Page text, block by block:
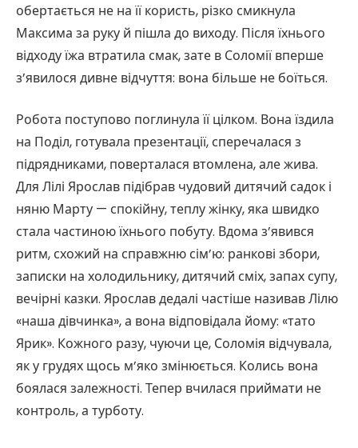
обертається не на її користь, різко смикнула
Максима за руку й пішла до виходу. Після їхнього
відходу їжа втратила смак, зате в Соломії вперше
з’явилося дивне відчуття: вона більше не боїться.
Робота поступово поглинула її цілком. Вона їздила
на Поділ, готувала презентації, сперечалася з
підрядниками, поверталася втомлена, але жива.
Для Лілі Ярослав підібрав чудовий дитячий садок і
няню Марту — спокійну, теплу жінку, яка швидко
стала частиною їхнього побуту. Вдома з’явився
ритм, схожий на справжню сім’ю: ранкові збори,
записки на холодильнику, дитячий сміх, запах супу,
вечірні казки. Ярослав дедалі частіше називав Лілю
«наша дівчинка», а вона відповідала йому: «тато
Ярик». Кожного разу, чуючи це, Соломія відчувала,
як у грудях щось м’яко змінюється. Колись вона
боялася залежності. Тепер вчилася приймати не
контроль, а турботу.